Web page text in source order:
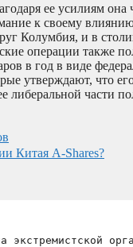
ее усилиям она
к своему
Колумбия, и в
операции также
в год в виде
утверждают, что
либеральной части
Китая A-Shares?
экстремистской